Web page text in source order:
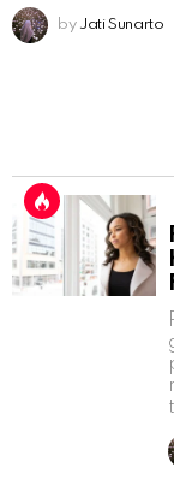
by Jati Sunarto